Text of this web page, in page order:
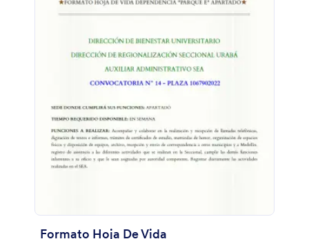
Formato Hoja De Vida